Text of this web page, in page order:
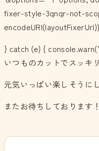
fixer-style-3qnqr-not-
} catch (e) {
いつものカットでスッキ
元気いっぱい楽しそうに
またお待ちしております！